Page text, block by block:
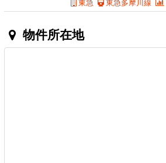
東急
東急多摩川線
物件所在地